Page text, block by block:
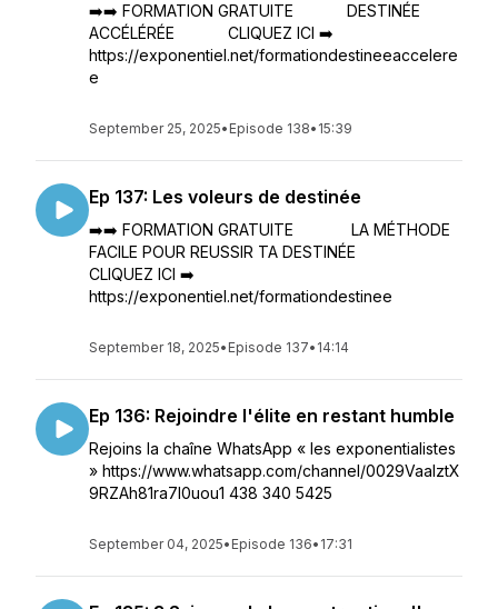
➡️➡️ FORMATION GRATUITE DESTINÉE
ACCÉLÉRÉE CLIQUEZ ICI ➡️
https://exponentiel.net/formationdestineeaccelere
e
September 25, 2025• Episode 138• 15:39
Ep 137: Les voleurs de destinée
➡️➡️ FORMATION GRATUITE LA MÉTHODE
FACILE POUR REUSSIR TA DESTINÉE
CLIQUEZ ICI ➡️
https://exponentiel.net/formationdestinee
September 18, 2025• Episode 137• 14:14
Ep 136: Rejoindre l'élite en restant humble
Rejoins la chaîne WhatsApp « les exponentialistes
» https://www.whatsapp.com/channel/0029VaaIztX
9RZAh81ra7l0uou1 438 340 5425
September 04, 2025• Episode 136• 17:31